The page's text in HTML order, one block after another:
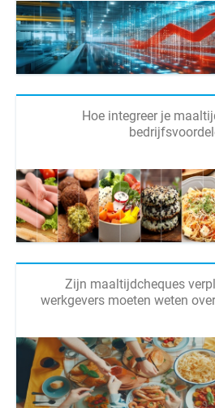
Hoe integreer je
Zijn maaltijdcheques
werkgevers moeten weten